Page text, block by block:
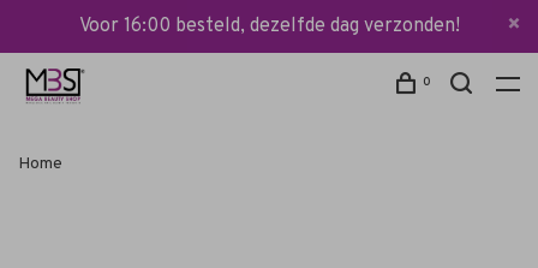
Voor 16:00 besteld, dezelfde dag verzonden!
0
Home